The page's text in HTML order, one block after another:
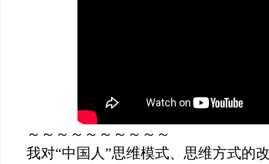
～～～～～～～～～～
我对“中国人 ”思维模式、思维方式的